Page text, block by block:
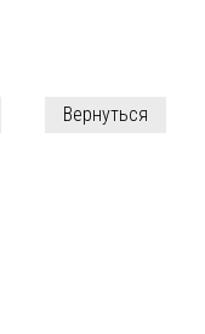
Вернуться